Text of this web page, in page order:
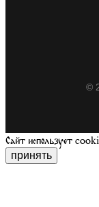
©
Сайт использует
принять